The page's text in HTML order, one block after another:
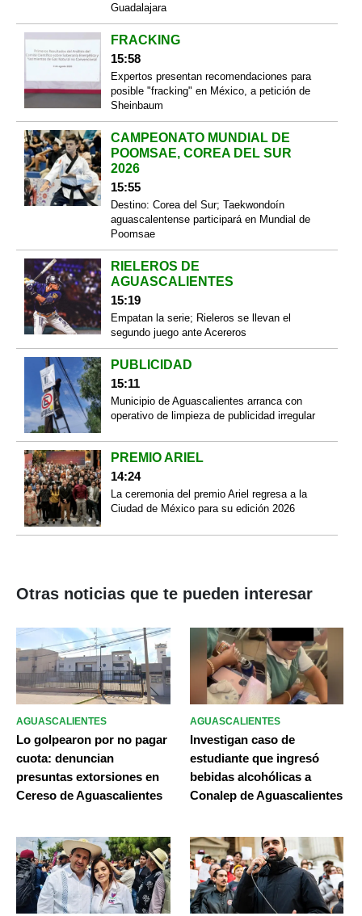
Guadalajara
FRACKING
15:58
Expertos presentan recomendaciones para
posible "fracking" en México, a petición de
Sheinbaum
CAMPEONATO MUNDIAL DE
POOMSAE, COREA DEL SUR
2026
15:55
Destino: Corea del Sur; Taekwondoín
aguascalentense participará en Mundial de
Poomsae
RIELEROS DE
AGUASCALIENTES
15:19
Empatan la serie; Rieleros se llevan el
segundo juego ante Acereros
PUBLICIDAD
15:11
Municipio de Aguascalientes arranca con
operativo de limpieza de publicidad irregular
PREMIO ARIEL
14:24
La ceremonia del premio Ariel regresa a la
Ciudad de México para su edición 2026
Otras noticias que te pueden interesar
AGUASCALIENTES
Lo golpearon por no pagar
cuota: denuncian
presuntas extorsiones en
Cereso de Aguascalientes
AGUASCALIENTES
Investigan caso de
estudiante que ingresó
bebidas alcohólicas a
Conalep de Aguascalientes